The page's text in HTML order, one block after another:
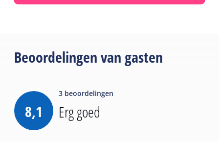
Beoordelingen van gasten
8,1
3 beoordelingen
Erg goed